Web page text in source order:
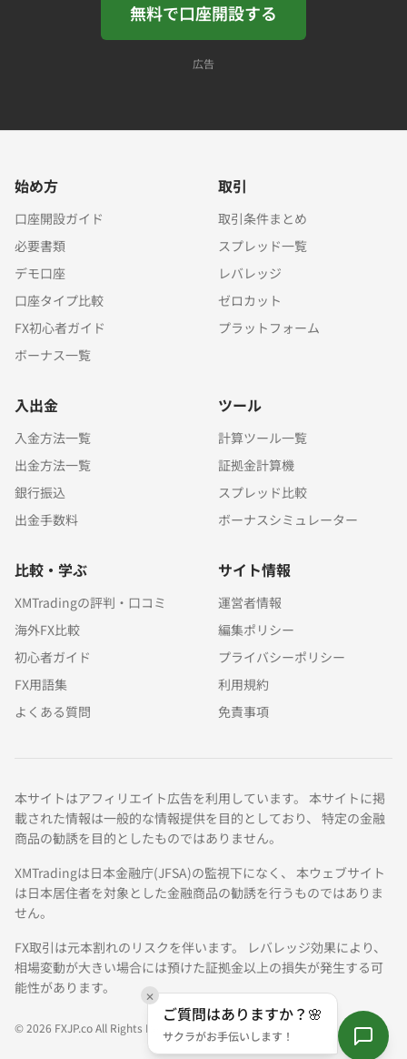
無料で口座開設する
広告
始め方
口座開設ガイド
必要書類
デモ口座
口座タイプ比較
FX初心者ガイド
ボーナス一覧
取引
取引条件まとめ
スプレッド一覧
レバレッジ
ゼロカット
プラットフォーム
入出金
入金方法一覧
出金方法一覧
銀行振込
出金手数料
ツール
計算ツール一覧
証拠金計算機
スプレッド比較
ボーナスシミュレーター
比較・学ぶ
XMTradingの評判・口コミ
海外FX比較
初心者ガイド
FX用語集
よくある質問
サイト情報
運営者情報
編集ポリシー
プライバシーポリシー
利用規約
免責事項
本サイトはアフィリエイト広告を利用しています。 本サイトに掲
載された情報は一般的な情報提供を目的としており、 特定の金融
商品の勧誘を目的としたものではありません。
XMTradingは日本金融庁(JFSA)の監視下になく、 本ウェブサイト
は日本居住者を対象とした金融商品の勧誘を行うものではありま
せん。
FX取引は元本割れのリスクを伴います。 レバレッジ効果により、
相場変動が大きい場合には預けた証拠金以上の損失が発生する可
能性があります。
© 2026 FXJP.co All Rights Reserved.
✕
ご質問はありますか？🌸
サクラがお手伝いします！